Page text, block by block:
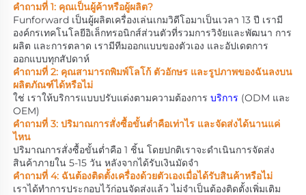
คำถามที่ 1: คุณเป็นผู้ค้าหรือผู้ผลิต?
Funforward เป็นผู้ผลิตเครื่องเล่นเกมวิดีโอมาเป็นเวลา 13 ปี เรามี
องค์กรเทคโนโลยีอิเล็กทรอนิกส์ส่วนตัวที่รวมการวิจัยและพัฒนา การ
ผลิต และการตลาด เรามีทีมออกแบบของตัวเอง และอัปเดตการ
ออกแบบทุกสัปดาห์
คำถามที่ 2: คุณสามารถพิมพ์โลโก้ ตัวอักษร และรูปภาพของฉันลงบน
ผลิตภัณฑ์ได้หรือไม่
ใช่ เราให้บริการแบบปรับแต่งตามความต้องการ บริการ (ODM และ
OEM)
คำถามที่ 3: ปริมาณการสั่งซื้อขั้นต่ำคือเท่าไร และจัดส่งได้นานแค่
ไหน
ปริมาณการสั่งซื้อขั้นต่ำคือ 1 ชิ้น โดยปกติเราจะดำเนินการจัดส่ง
สินค้าภายใน 5-15 วัน หลังจากได้รับเงินมัดจำ
คำถามที่ 4: ฉันต้องติดตั้งเครื่องด้วยตัวเองเมื่อได้รับสินค้าหรือไม่
เราได้ทำการประกอบไว้ก่อนจัดส่งแล้ว ไม่จำเป็นต้องติดตั้งเพิ่มเติม